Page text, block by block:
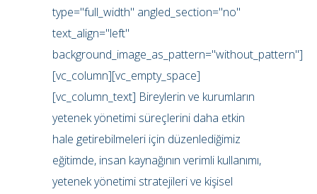
type="full_width" angled_section="no"
text_align="left"
background_image_as_pattern="without_pattern"]
[vc_column][vc_empty_space]
[vc_column_text] Bireylerin ve kurumların
yetenek yönetimi süreçlerini daha etkin
hale getirebilmeleri için düzenlediğimiz
eğitimde, insan kaynağının verimli kullanımı,
yetenek yönetimi stratejileri ve kişisel